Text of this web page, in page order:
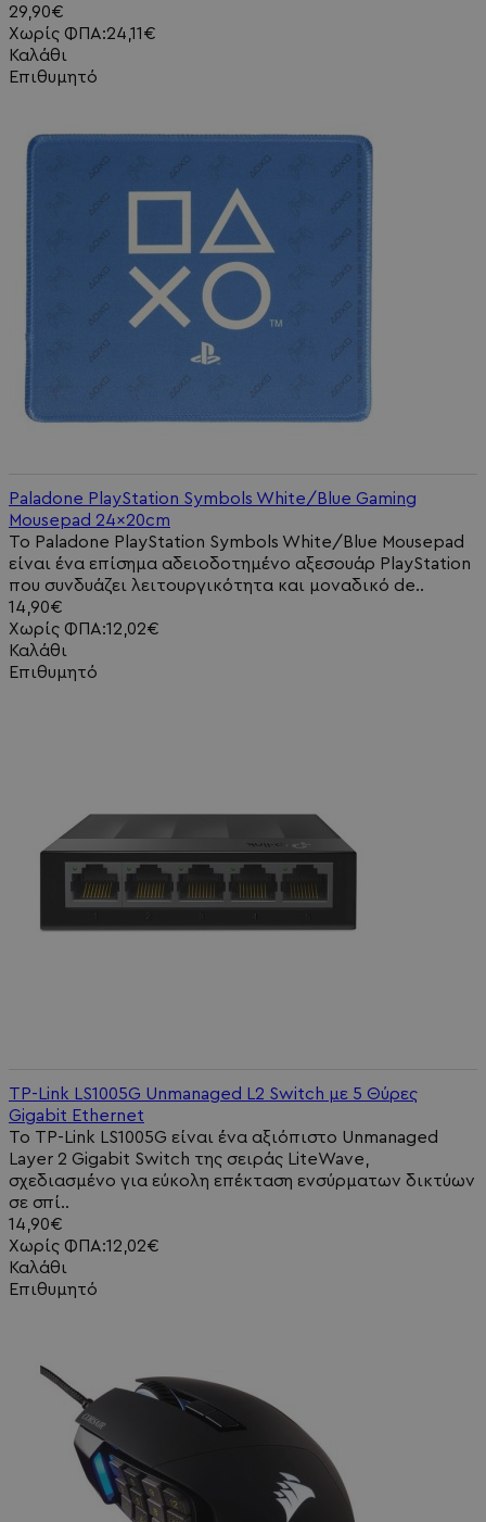
29,90€
Χωρίς ΦΠΑ:24,11€
Καλάθι
Επιθυμητό
Paladone PlayStation Symbols White/Blue Gaming
Mousepad 24x20cm
Το Paladone PlayStation Symbols White/Blue Mousepad
είναι ένα επίσημα αδειοδοτημένο αξεσουάρ PlayStation
που συνδυάζει λειτουργικότητα και μοναδικό de..
14,90€
Χωρίς ΦΠΑ:12,02€
Καλάθι
Επιθυμητό
TP-Link LS1005G Unmanaged L2 Switch με 5 Θύρες
Gigabit Ethernet
Το TP-Link LS1005G είναι ένα αξιόπιστο Unmanaged
Layer 2 Gigabit Switch της σειράς LiteWave,
σχεδιασμένο για εύκολη επέκταση ενσύρματων δικτύων
σε σπί..
14,90€
Χωρίς ΦΠΑ:12,02€
Καλάθι
Επιθυμητό